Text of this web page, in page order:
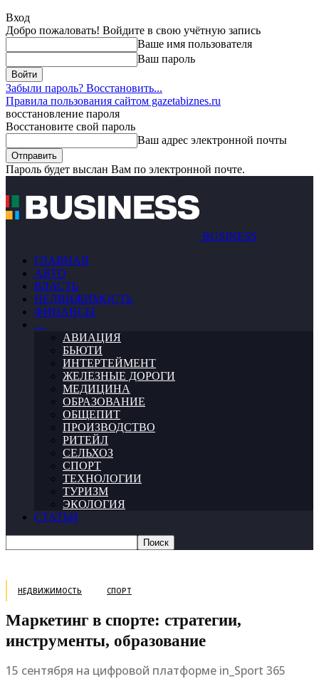
Вход
Добро пожаловать! Войдите в свою учётную запись
Ваше имя пользователя
Ваш пароль
Забыли пароль? Восстановить...
Правила пользования сайтом gazetabiznes.ru
восстановление пароля
Восстановите свой пароль
Ваш адрес электронной почты
Пароль будет выслан Вам по электронной почте.
BUSINESS
ГЛАВНАЯ
АВТО
ВЛАСТЬ
НЕДВИЖИМОСТЬ
ФИНАНСЫ
…
АВИАЦИЯ
БЬЮТИ
ИНТЕРТЕЙМЕНТ
ЖЕЛЕЗНЫЕ ДОРОГИ
МЕДИЦИНА
ОБРАЗОВАНИЕ
ОБЩЕПИТ
ПРОИЗВОДСТВО
РИТЕЙЛ
СЕЛЬХОЗ
СПОРТ
ТЕХНОЛОГИИ
ТУРИЗМ
ЭКОЛОГИЯ
СТАТЬИ
НЕДВИЖИМОСТЬ СПОРТ
Маркетинг в спорте: стратегии,
инструменты, образование
15 сентября на цифровой платформе in_Sport 365